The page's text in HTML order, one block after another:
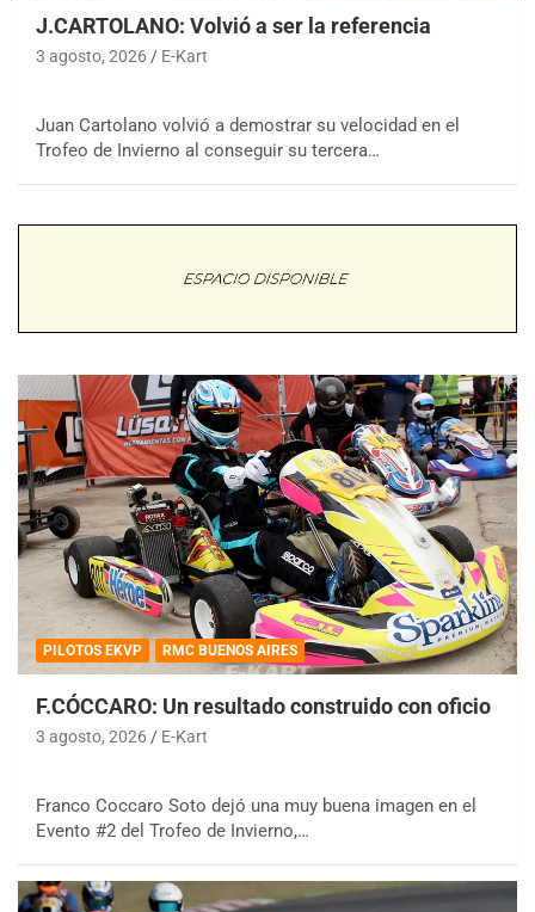
J.CARTOLANO: Volvió a ser la referencia
3 agosto, 2026 E-Kart
Juan Cartolano volvió a demostrar su velocidad en el
Trofeo de Invierno al conseguir su tercera…
PILOTOS EKVP RMC BUENOS AIRES
F.CÓCCARO: Un resultado construido con oficio
3 agosto, 2026 E-Kart
Franco Coccaro Soto dejó una muy buena imagen en el
Evento #2 del Trofeo de Invierno,…